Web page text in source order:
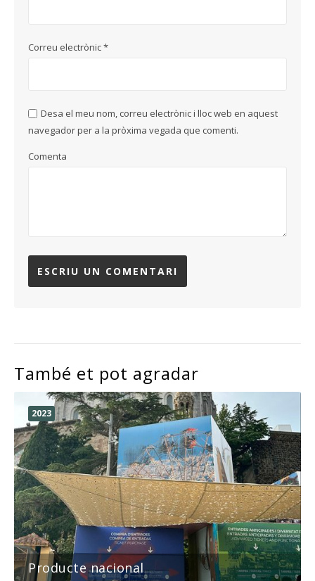
Correu electrònic*
Desa el meu nom, correu electrònic i lloc web en aquest
navegador per a la pròxima vegada que comenti.
Comenta
També et pot agradar
Producte nacional
2023